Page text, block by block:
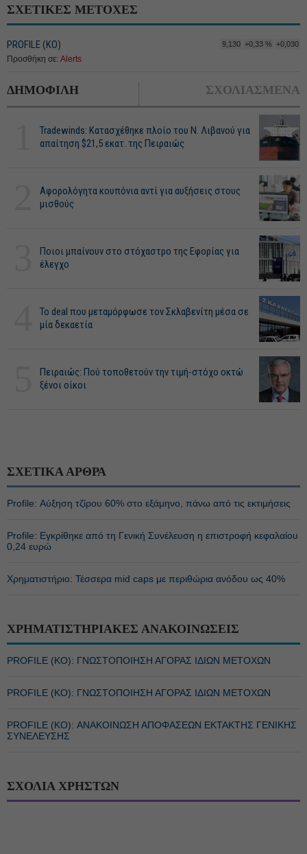
ΣΧΕΤΙΚΕΣ ΜΕΤΟΧΕΣ
PROFILE (ΚΟ) 9,130 +0,33 % +0,030
Προσθήκη σε: Alerts
ΔΗΜΟΦΙΛΗ ΣΧΟΛΙΑΣΜΕΝΑ
Tradewinds: Κατασχέθηκε πλοίο του Ν. Λιβανού για
απαίτηση $21,5 εκατ. της Πειραιώς
Αφορολόγητα κουπόνια αντί για αυξήσεις στους
μισθούς
Ποιοι μπαίνουν στο στόχαστρο της Εφορίας για
έλεγχο
Το deal που μεταμόρφωσε τον Σκλαβενίτη μέσα σε
μία δεκαετία
Πειραιώς: Πού τοποθετούν την τιμή-στόχο οκτώ
ξένοι οίκοι
ΣΧΕΤΙΚΑ ΑΡΘΡΑ
Profile: Αύξηση τζίρου 60% στο εξάμηνο, πάνω από τις εκτιμήσεις
Profile: Εγκρίθηκε από τη Γενική Συνέλευση η επιστροφή κεφαλαίου
0,24 ευρώ
Χρηματιστήριο: Τέσσερα mid caps με περιθώρια ανόδου ως 40%
ΧΡΗΜΑΤΙΣΤΗΡΙΑΚΕΣ ΑΝΑΚΟΙΝΩΣΕΙΣ
PROFILE (ΚΟ): ΓΝΩΣΤΟΠΟΙΗΣΗ ΑΓΟΡΑΣ ΙΔΙΩΝ ΜΕΤΟΧΩΝ
PROFILE (ΚΟ): ΓΝΩΣΤΟΠΟΙΗΣΗ ΑΓΟΡΑΣ ΙΔΙΩΝ ΜΕΤΟΧΩΝ
PROFILE (ΚΟ): ΑΝΑΚΟΙΝΩΣΗ ΑΠΟΦΑΣΕΩΝ ΕΚΤΑΚΤΗΣ ΓΕΝΙΚΗΣ
ΣΥΝΕΛΕΥΣΗΣ
ΣΧΟΛΙΑ ΧΡΗΣΤΩΝ